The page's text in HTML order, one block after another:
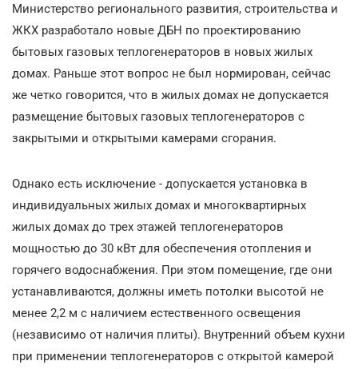
Министерство регионального развития, строительства и
ЖКХ разработало новые ДБН по проектированию
бытовых газовых теплогенераторов в новых жилых
домах. Раньше этот вопрос не был нормирован, сейчас
же четко говорится, что в жилых домах не допускается
размещение бытовых газовых теплогенераторов с
закрытыми и открытыми камерами сгорания.
Однако есть исключение - допускается установка в
индивидуальных жилых домах и многоквартирных
жилых домах до трех этажей теплогенераторов
мощностью до 30 кВт для обеспечения отопления и
горячего водоснабжения. При этом помещение, где они
устанавливаются, должны иметь потолки высотой не
менее 2,2 м с наличием естественного освещения
(независимо от наличия плиты). Внутренний объем кухни
при применении теплогенераторов с открытой камерой